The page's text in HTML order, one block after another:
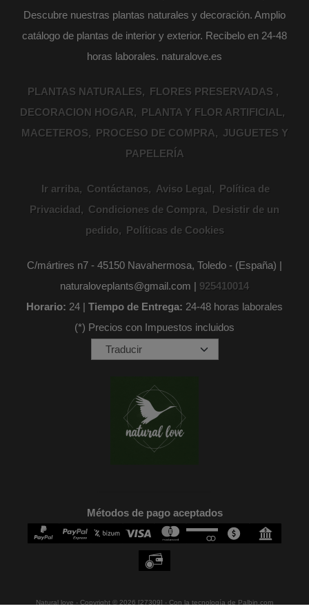
Descubre nuestras plantas naturales y decoración. Amplio
catálogo de plantas de interior y exterior. Recibelo en 24-48
horas laborales. naturalove.es
PLANTAS NATURALES
FLORES PRESERVADAS
DECORACION HOGAR
PLANTA Y FLOR ARTIFICIAL
MACETEROS
PROCESO DE COMPRA
JUGUETES Y
PAPELERÍA
Ir arriba Contáctanos Aviso Legal
Política de
Privacidad
Condiciones de Compra
Desistir de un
pedido
Políticas de Cookies
C/mártires n7 - 45150 Navahermosa, Toledo - (España) |
naturaloveplants@gmail.com | 925410014
Horario: 24 | Tiempo de Entrega: 24-48 horas laborales
(*) Precios con Impuestos incluidos
Métodos de pago aceptados
Natural love - Copyright © 2026 [27309] - Con la tecnología de Palbin.com